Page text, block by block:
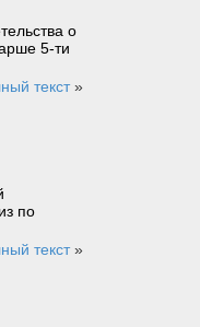
о
5-ти
текст»
по
текст»